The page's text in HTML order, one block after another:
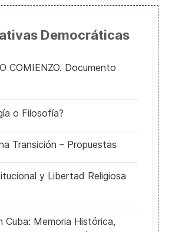
Democráticas
COMIENZO. Documento
o Filosofía?
Transición – Propuestas
y Libertad Religiosa
Cuba: Memoria Histórica,